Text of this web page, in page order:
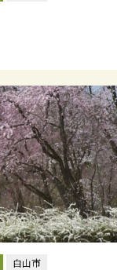
白山市